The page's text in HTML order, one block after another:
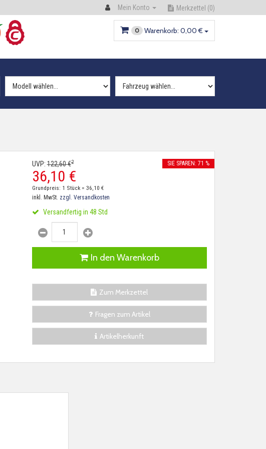
Mein Konto Merkzettel (0)
0 Warenkorb: 0,00 €
UVP:122,60€2
36,10 €
SIE SPAREN: 71 %
Grundpreis: 1 Stück = 36,10 €
inkl. MwSt. zzgl. Versandkosten
Versandfertig in 48 Std
In den Warenkorb
Zum Merkzettel
Fragen zum Artikel
Artikelherkunft